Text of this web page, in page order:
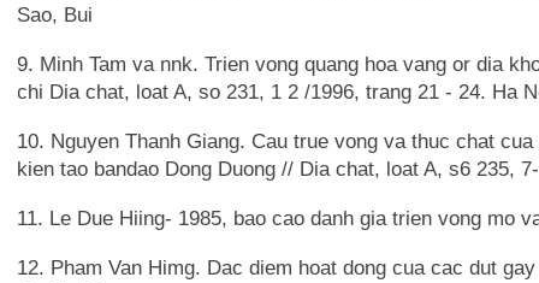
Sao, Bui
9. Minh Tam va nnk. Trien vong quang hoa vang or dia
chi Dia chat, loat A, so 231, 1 2 /1996, trang 21 - 24. Ha
10. Nguyen Thanh Giang. Cau true vong va thuc chat
kien tao bandao Dong Duong // Dia chat, loat A, s6 235,
11. Le Due Hiing- 1985, bao cao danh gia trien vong mo
12. Pham Van Himg. Dac diem hoat dong cua cac dut